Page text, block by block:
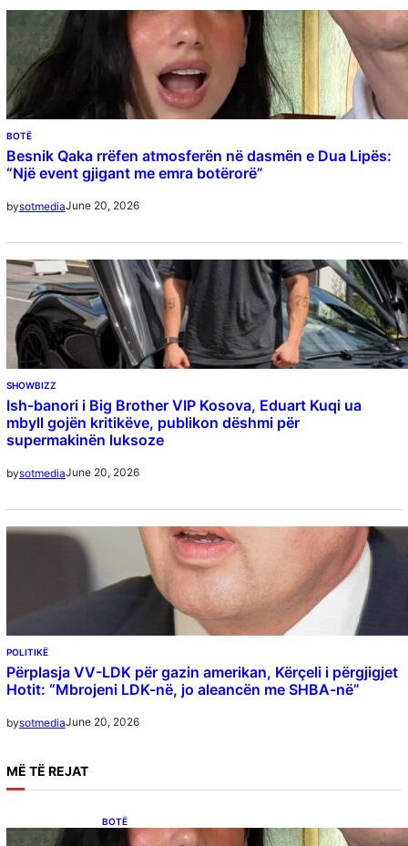
BOTË
Besnik Qaka rrëfen atmosferën në dasmën e Dua Lipës:
“Një event gjigant me emra botërorë”
bysotmediaJune 20, 2026
SHOWBIZZ
Ish-banori i Big Brother VIP Kosova, Eduart Kuqi ua
mbyll gojën kritikëve, publikon dëshmi për
supermakinën luksoze
bysotmediaJune 20, 2026
POLITIKË
Përplasja VV-LDK për gazin amerikan, Kërçeli i përgjigjet
Hotit: “Mbrojeni LDK-në, jo aleancën me SHBA-në”
bysotmediaJune 20, 2026
MË TË REJAT
BOTË
Besnik Qaka rrëfen atmosferën në dasmën e